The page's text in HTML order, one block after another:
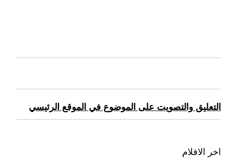
التعليق والتصويت على الموضوع في الموقع الرئيسي
اخر الافلام